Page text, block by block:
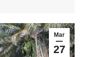
Mar
27